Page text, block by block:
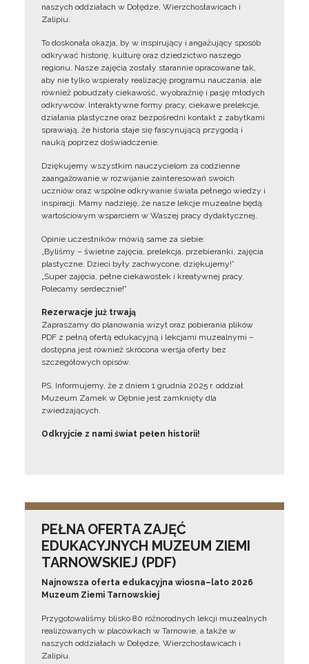
naszych oddziałach w Dołędze, Wierzchosławicach i
Zalipiu.
To doskonała okazja, by w inspirujący i angażujący sposób
odkrywać historię, kulturę oraz dziedzictwo naszego
regionu. Nasze zajęcia zostały starannie opracowane tak,
aby nie tylko wspierały realizację programu nauczania, ale
również pobudzały ciekawość, wyobraźnię i pasję młodych
odkrywców. Interaktywne formy pracy, ciekawe prelekcje,
działania plastyczne oraz bezpośredni kontakt z zabytkami
sprawiają, że historia staje się fascynującą przygodą i
nauką poprzez doświadczenie.
Dziękujemy wszystkim nauczycielom za codzienne
zaangażowanie w rozwijanie zainteresowań swoich
uczniów oraz wspólne odkrywanie świata pełnego wiedzy i
inspiracji. Mamy nadzieję, że nasze lekcje muzealne będą
wartościowym wsparciem w Waszej pracy dydaktycznej.
Opinie uczestników mówią same za siebie:
„Byliśmy – świetne zajęcia, prelekcja, przebieranki, zajęcia
plastyczne. Dzieci były zachwycone, dziękujemy!”
„Super zajęcia, pełne ciekawostek i kreatywnej pracy.
Polecamy serdecznie!”
Rezerwacje już trwają
Zapraszamy do planowania wizyt oraz pobierania plików
PDF z pełną ofertą edukacyjną i lekcjami muzealnymi –
dostępna jest również skrócona wersja oferty bez
szczegółowych opisów.
PS. Informujemy, że z dniem 1 grudnia 2025 r. oddział
Muzeum Zamek w Dębnie jest zamknięty dla
zwiedzających.
Odkryjcie z nami świat pełen historii!
PEŁNA OFERTA ZAJĘĆ
EDUKACYJNYCH MUZEUM ZIEMI
TARNOWSKIEJ (PDF)
Najnowsza oferta edukacyjna wiosna–lato 2026
Muzeum Ziemi Tarnowskiej
Przygotowaliśmy blisko 80 różnorodnych lekcji muzealnych
realizowanych w placówkach w Tarnowie, a także w
naszych oddziałach w Dołędze, Wierzchosławicach i
Zalipiu.